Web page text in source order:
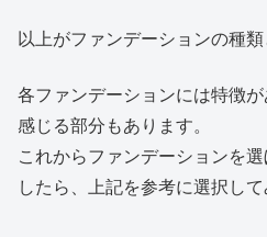
以上がファンデーションの種類
各ファンデーションには特徴
感じる部分もあります。
これからファンデーションを
したら、上記を参考に選択し